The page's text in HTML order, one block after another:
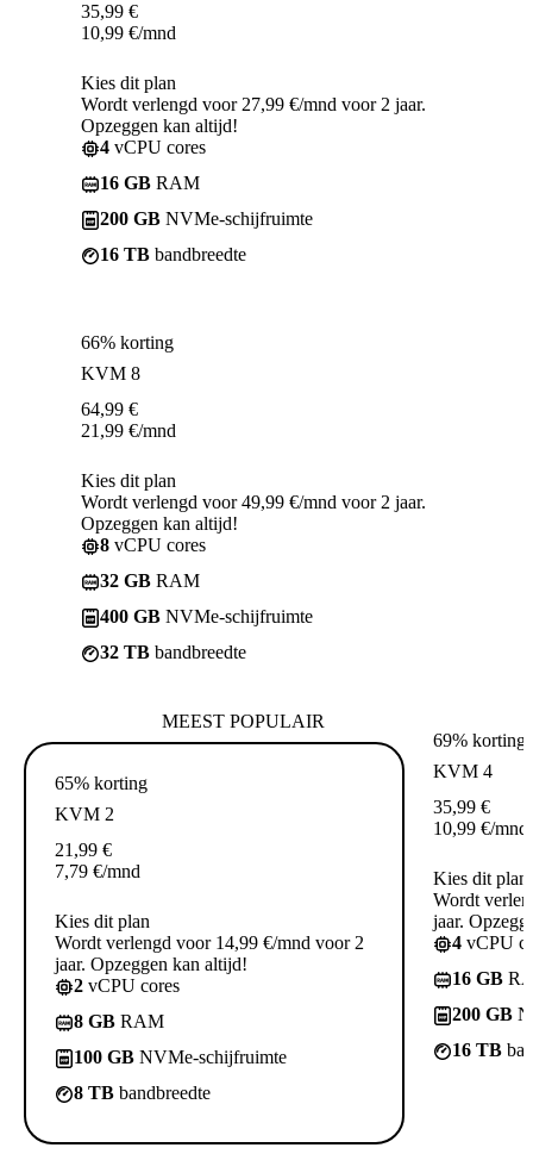
35,99 €
10,99 €/mnd
Kies dit plan
Wordt verlengd voor 27,99 €/mnd voor 2 jaar.
Opzeggen kan altijd!
4 vCPU cores
16 GB RAM
200 GB NVMe-schijfruimte
16 TB bandbreedte
66% korting
KVM 8
64,99 €
21,99 €/mnd
Kies dit plan
Wordt verlengd voor 49,99 €/mnd voor 2 jaar.
Opzeggen kan altijd!
8 vCPU cores
32 GB RAM
400 GB NVMe-schijfruimte
32 TB bandbreedte
MEEST POPULAIR
65% korting
KVM 2
21,99 €
7,79 €/mnd
Kies dit plan
Wordt verlengd voor 14,99 €/mnd voor 2
jaar. Opzeggen kan altijd!
2 vCPU cores
8 GB RAM
100 GB NVMe-schijfruimte
8 TB bandbreedte
69% korting
KVM 4
35,99 €
10,99 €/mnd
Kies dit plan
Wordt
jaar.
4 vCPU
16 GB
200 GB
16 TB